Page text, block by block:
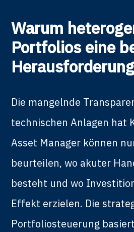
Warum
Portfolios eine
Die mangelnde
technischen Anlagen hat
Asset Manager können
beurteilen, wo akuter
besteht und wo
Effekt erzielen. Die
Portfoliosteuerung